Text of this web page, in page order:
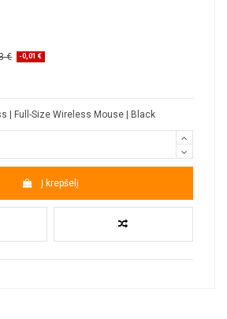
€ -0,01 €
| Full-Size Wireless Mouse | Black
Į krepšelį